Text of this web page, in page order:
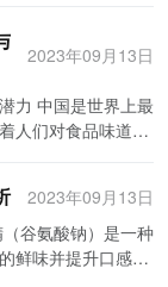
不断增加，也进
要产区的腰果产
析。政府部门的统
和消费者的访谈调
、加工技术和市场
的数据才可以被视
不断上升。投资者
天然的味精产品，
还
质量和安全的关注
者应该提供增值服
和营销产品，扩大
手段。投资者可以
，共享资源和优
质提升等方面，探
长和人均收入的
的风味和丰富的口
国味精（谷氨酸
随着社会生活节奏
加。味精（谷氨酸
广大消费者的喜爱
添加剂、低盐、低
2023年09月13日
上最
人们对食品味道的
察和发展潜力两个
家相关的食品安全
品安全标准，对味
2023年09月13日
鲜味并提升口感。